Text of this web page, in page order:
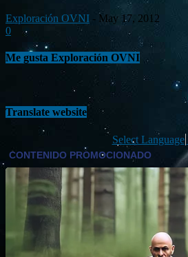
Exploración OVNI - May 17, 2012
0
Me gusta Exploración OVNI
Translate website
Select Language